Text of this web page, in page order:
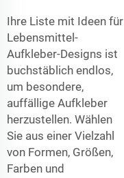
Ihre Liste mit Ideen für
Lebensmittel-
Aufkleber-Designs ist
buchstäblich endlos,
um besondere,
auffällige Aufkleber
herzustellen. Wählen
Sie aus einer Vielzahl
von Formen, Größen,
Farben und